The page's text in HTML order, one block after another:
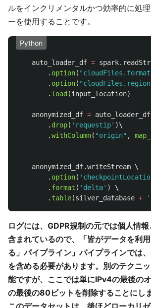
ルをインクリメンタルかつ効率的に処
ーを使用することです。
Python
auto_loader_df = spark.
. option( "cloudFiles.format
. option( "cloudFiles.region
. load (input_location)
anonymized_df = auto_loader_df
. drop( ' requestip' )\
.withColumn( "origin" ,
anonymized_df.writeStream \
. option( '
. format ( ' delta' )
\
. table(silver_database + '
ログには、GDPR規制の元では個人情
含まれているので、「皆がデータを利
る」パイプライン」パイプラインでは
を含める必要があります。別のテクニ
能ですが、ここでは単にIPv4の最後の
の最後の80ビットを削除することにし
このデータセットは、後ほどローカリ